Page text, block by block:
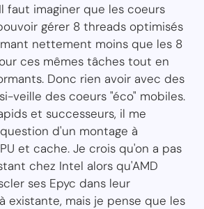
faut imaginer que les coeurs
gérer 8 threads optimisés
nettement moins que les 8
ces mêmes tâches tout en
Donc rien avoir avec des
veille des coeurs "éco" mobiles.
et successeurs, il me
d'un montage à
et cache. Je crois qu'on a pas
chez Intel alors qu'AMD
ses Epyc dans leur
existante, mais je pense que les